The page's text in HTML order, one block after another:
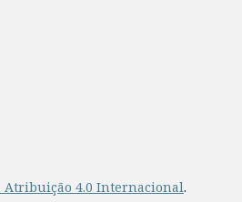
Atribuição 4.0 Internacional.